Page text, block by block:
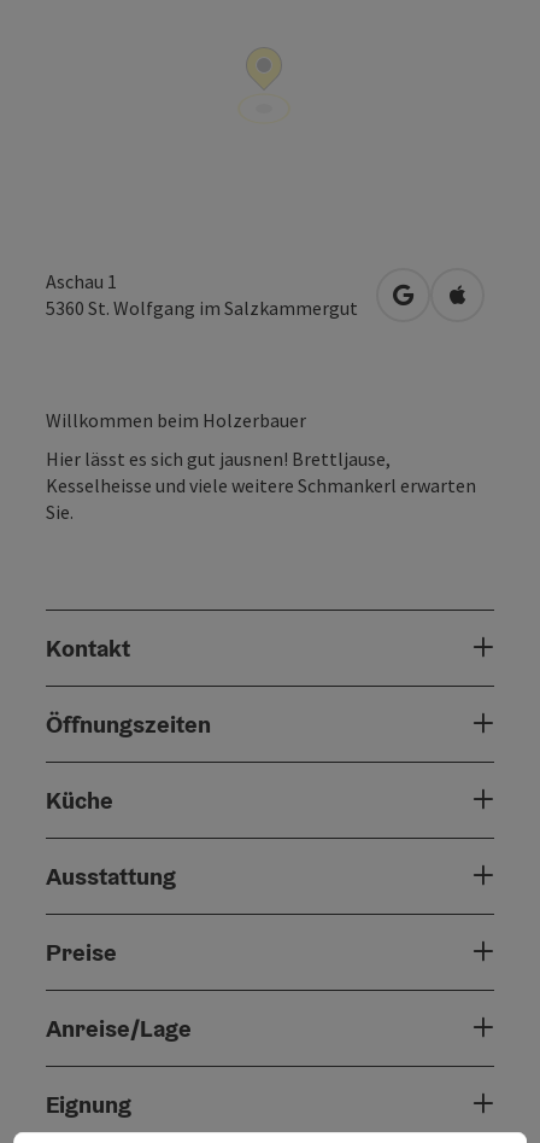
Aschau 1
5360 St. Wolfgang im Salzkammergut in Googlein Apple
Willkommen beim Holzerbauer
Hier lässt es sich gut jausnen! Brettljause,
Kesselheisse und viele weitere Schmankerl erwarten
Sie.
Kontakt
Öffnungszeiten
Küche
Ausstattung
Preise
Anreise/Lage
Eignung